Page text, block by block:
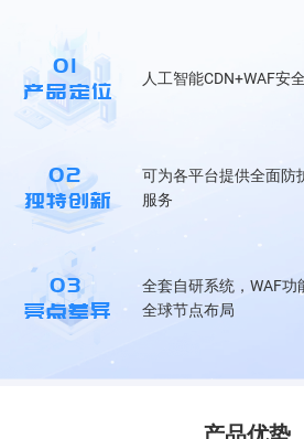
01
产品定位
人工智能CDN+WAF安
02
独特创新
可为各平台提供全面防
服务
03
亮点差异
全套自研系统，WAF功
全球节点布局